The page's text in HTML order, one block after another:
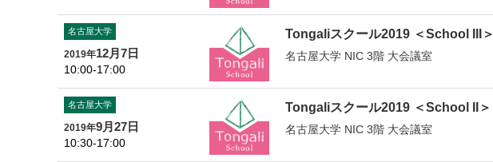
名古屋大学
2019年12月7日
10:00-17:00
Tongaliスクール2019 ＜School III＞
名古屋大学 NIC 3階 大会議室
名古屋大学
2019年9月27日
10:30-17:00
Tongaliスクール2019 ＜School II＞
名古屋大学 NIC 3階 大会議室